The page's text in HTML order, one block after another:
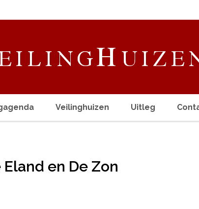
Veilinghuizen Uitleg
en De Zon